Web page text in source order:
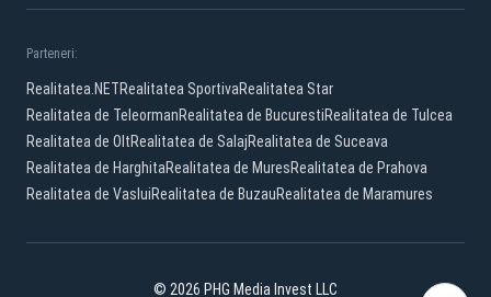
Parteneri:
Realitatea.NETRealitatea SportivaRealitatea Star
Realitatea de TeleormanRealitatea de BucurestiRealitatea de Tulcea
Realitatea de OltRealitatea de SalajRealitatea de Suceava
Realitatea de HarghitaRealitatea de MuresRealitatea de Prahova
Realitatea de VasluiRealitatea de BuzauRealitatea de Maramures
© 2026 PHG Media Invest LLC